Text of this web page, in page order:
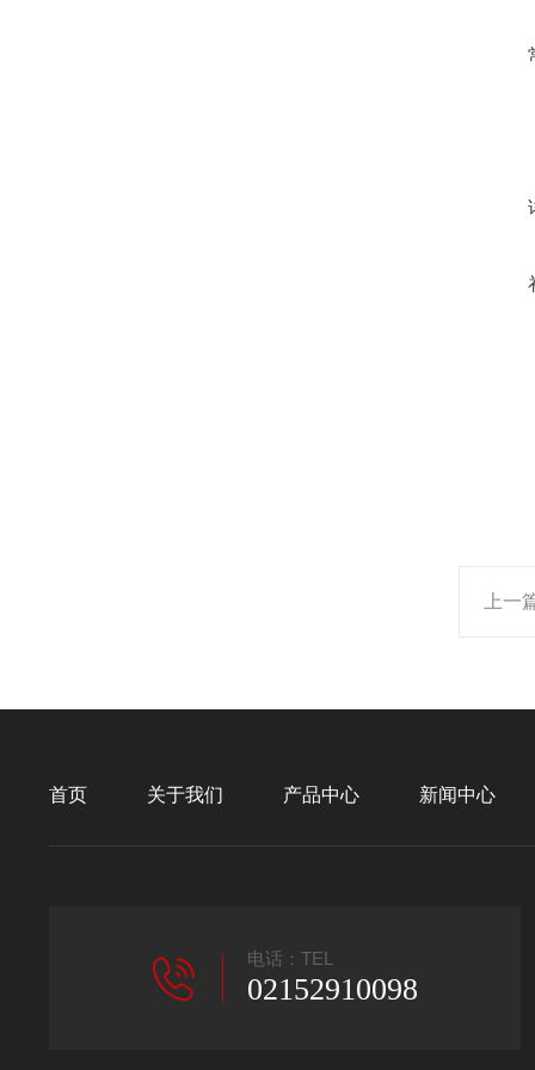
上一
首页 关于我们 产品中心 新闻中心
电话：TEL
02152910098